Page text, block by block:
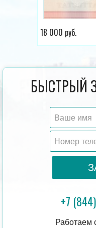
20 000 руб.
БЫСТРЫЙ
+7
Работаем